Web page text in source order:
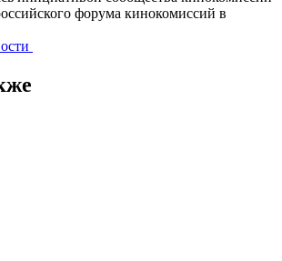
форума кинокомиссий в